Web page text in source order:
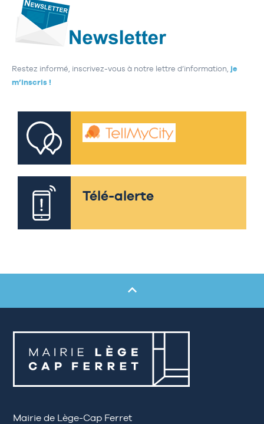
Restez informé, inscrivez-vous à notre lettre d’information, je
m’inscris !
Télé-alerte
Mairie de Lège-Cap Ferret